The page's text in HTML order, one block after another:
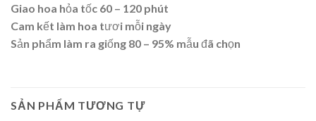
Giao hoa hỏa tốc 60 – 120 phút
Cam kết làm hoa tươi mỗi ngày
Sản phẩm làm ra giống 80 – 95% mẫu đã chọn
SẢN PHẨM TƯƠNG TỰ